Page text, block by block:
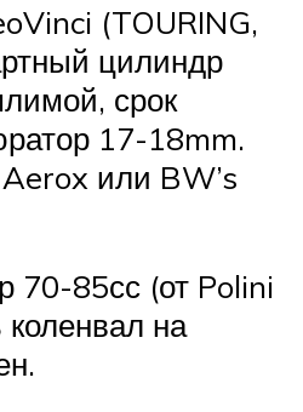
(TOURING,
цилиндр
срок
17-18mm.
или BW’s
70-85сс (от Polini
на